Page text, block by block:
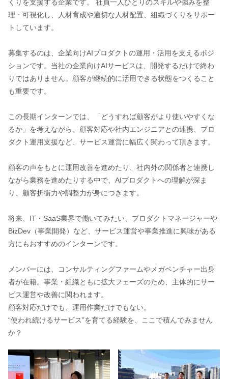
くりを支援する企業です。 社員一人ひとりのスキルや強みを整
理・可視化し、人材育成や適切な人材配置、組織づくりをサポー
トしています。
募集するのは、企業向けAIプロダクトの運用・活用を支えるポジ
ションです。当社の企業向けAIサービスは、開発するだけで終わ
りではありません。顧客が継続的に活用できる状態をつくること
も重要です。
この長期インターンでは、「どうすれば顧客がより使いやすくな
るか」を考えながら、顧客対応や社内エンジニアとの連携、プロ
ダクト運用支援など、サービス運営に幅広く関わって頂きます。
顧客の声をもとに運用改善を進めたり、社内外の関係者と連携し
ながら業務を進めたりする中で、AIプロダクトへの理解が深ま
り、顧客折衝力や調整力が身につきます。
将来、IT・SaaS業界で働いてみたい、プロダクトマネージャーや
BizDev（事業開発）など、サービス運営や事業推進に興味がある
方にもおすすめのインターンです。
メンバーには、コンサルティングファームやメガベンチャー出身
者が在籍。事業・組織ともに拡大フェーズのため、主体的にサー
ビス運営や改善に関われます。
顧客対応だけでも、運用作業だけでもない。
“使われ続けるサービス”を育てる経験を、ここで積んでみません
か？